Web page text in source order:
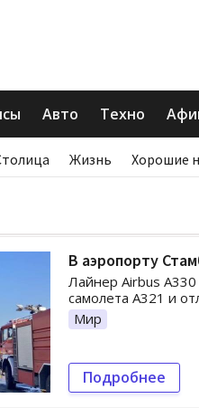
Авто Техно
Жизнь Хорошие
В аэропорту
Лайнер Airbus
самолета A321 и
Мир
Подробнее